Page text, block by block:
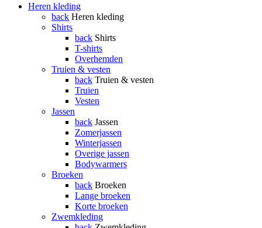
Heren kleding
back Heren kleding
Shirts
back Shirts
T-shirts
Overhemden
Truien & vesten
back Truien & vesten
Truien
Vesten
Jassen
back Jassen
Zomerjassen
Winterjassen
Overige jassen
Bodywarmers
Broeken
back Broeken
Lange broeken
Korte broeken
Zwemkleding